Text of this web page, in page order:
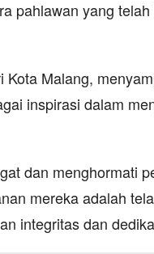
pahlawan yang
Kota Malang,
inspirasi dalam
dan menghormati
mereka adalah
integritas dan